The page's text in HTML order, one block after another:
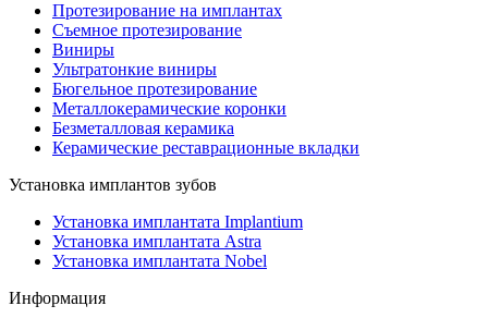
Протезирование на имплантах
Съемное протезирование
Виниры
Ультратонкие виниры
Бюгельное протезирование
Металлокерамические коронки
Безметалловая керамика
Керамические реставрационные вкладки
Установка имплантов зубов
Установка имплантата Implantium
Установка имплантата Astra
Установка имплантата Nobel
Информация